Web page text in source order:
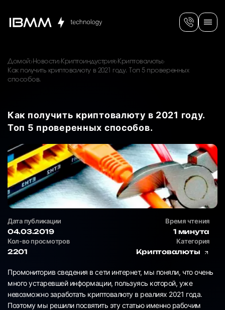
Домой Новости Криптоиндустрия Криптовалюты
Как получить криптовалюту в 2021 году. Топ 5 проверенных
способов.
Как получить криптовалюту в 2021 году.
Топ 5 проверенных способов.
Дата публикации
04.03.2019
Время чтения
1 минута
Кол-во просмотров
2201
Категория
Криптовалюты
Промониторив сведения в сети интернет, мы поняли, что очень
много устаревшей информации, пользуясь которой, уже
невозможно заработать криптовалюту в реалиях 2021 года.
Поэтому мы решили посвятить эту статью именно рабочим